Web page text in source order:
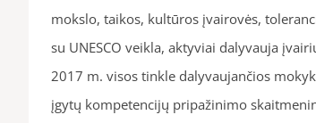
mokslo, taikos, kultūros įvairovės,
su UNESCO veikla, aktyviai dalyvauja
2017 m. visos tinkle dalyvaujančios
įgytų kompetencijų pripažinimo